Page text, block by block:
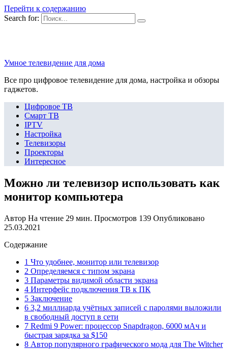
Перейти к содержанию
Search for:
Умное телевидение для дома
Все про цифровое телевидение для дома, настройка и обзоры
гаджетов.
Цифровое ТВ
Смарт ТВ
IPTV
Настройка
Телевизоры
Проекторы
Интересное
Можно ли телевизор использовать как
монитор компьютера
Автор На чтение 29 мин. Просмотров 139 Опубликовано
25.03.2021
Содержание
1 Что удобнее, монитор или телевизор
2 Определяемся с типом экрана
3 Параметры видимой области экрана
4 Интерфейс подключения ТВ к ПК
5 Заключение
6 3,2 миллиарда учётных записей с паролями выложили
в свободный доступ в сети
7 Redmi 9 Power: процессор Snapdragon, 6000 мАч и
быстрая зарядка за $150
8 Автор популярного графического мода для The Witcher